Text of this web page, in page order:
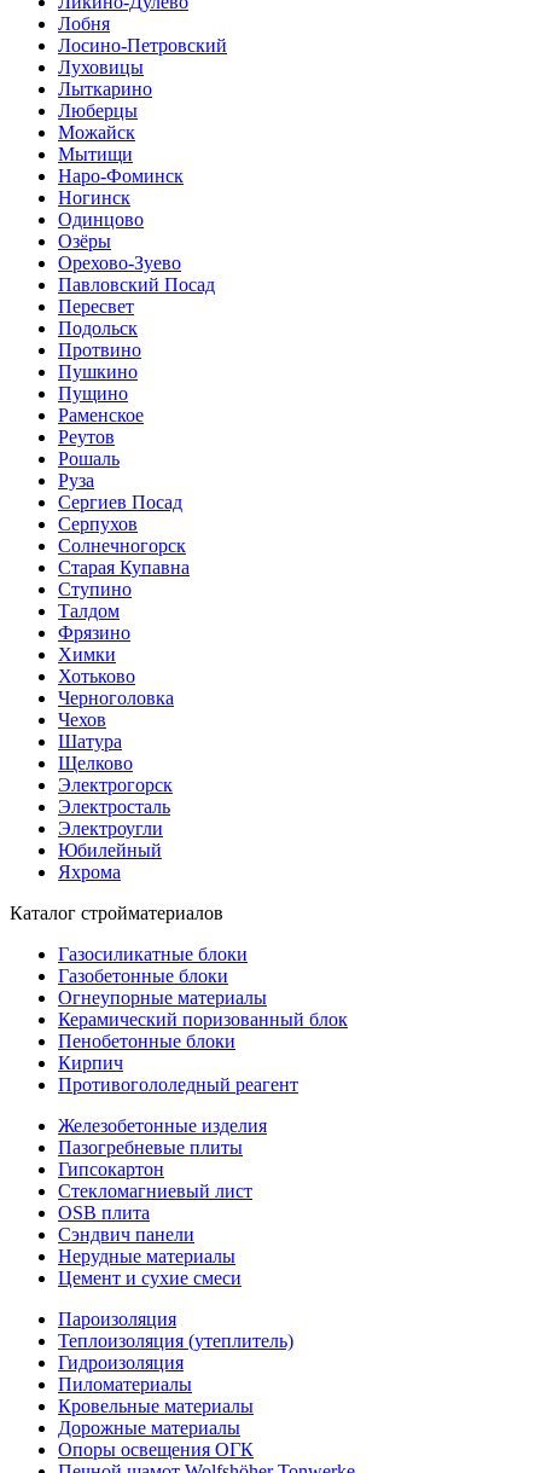
Лобня
Лосино-Петровский
Луховицы
Лыткарино
Люберцы
Можайск
Мытищи
Наро-Фоминск
Ногинск
Одинцово
Озёры
Орехово-Зуево
Павловский Посад
Пересвет
Подольск
Протвино
Пушкино
Пущино
Раменское
Реутов
Рошаль
Руза
Сергиев Посад
Серпухов
Солнечногорск
Старая Купавна
Ступино
Талдом
Фрязино
Химки
Хотьково
Черноголовка
Чехов
Шатура
Щелково
Электрогорск
Электросталь
Электроугли
Юбилейный
Яхрома
Каталог стройматериалов
Газосиликатные блоки
Газобетонные блоки
Огнеупорные материалы
Керамический поризованный блок
Пенобетонные блоки
Кирпич
Противогололедный реагент
Железобетонные изделия
Пазогребневые плиты
Гипсокартон
Стекломагниевый лист
OSB плита
Сэндвич панели
Нерудные материалы
Цемент и сухие смеси
Пароизоляция
Теплоизоляция (утеплитель)
Гидроизоляция
Пиломатериалы
Кровельные материалы
Дорожные материалы
Опоры освещения ОГК